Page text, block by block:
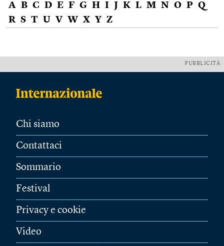
A B C D E F G H I J K L M N O P Q
R S T U V W X Y Z
PUBBLICITÀ
Chi siamo
Contattaci
Sommario
Festival
Privacy e cookie
Video